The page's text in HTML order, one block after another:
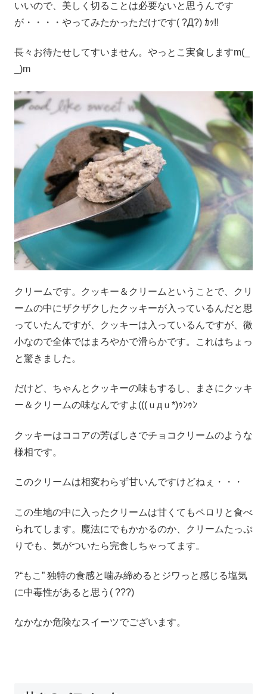
いいので、美しく切ることは必要ないと思うんです
が・・・・やってみたかっただけです( ?Д?) ｶｯ!!
長々お待たせしてすいません。やっとこ実食しますm(_
_)m
クリームです。クッキー＆クリームということで、クリ
ームの中にザクザクしたクッキーが入っているんだと思
っていたんですが、クッキーは入っているんですが、微
小なので全体ではまろやかで滑らかです。これはちょっ
と驚きました。
だけど、ちゃんとクッキーの味もするし、まさにクッキ
ー＆クリームの味なんですよ(((ｕдｕ*)ｩﾝｩﾝ
クッキーはココアの芳ばしさでチョコクリームのような
様相です。
このクリームは相変わらず甘いんですけどねぇ・・・
この生地の中に入ったクリームは甘くてもペロリと食べ
られてします。魔法にでもかかるのか、クリームたっぷ
りでも、気がついたら完食しちゃってます。
?“もこ” 独特の食感と噛み締めるとジワっと感じる塩気
に中毒性があると思う( ???)
なかなか危険なスイーツでございます。